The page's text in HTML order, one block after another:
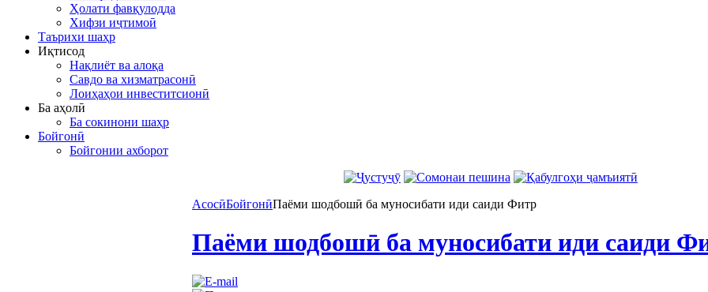
Ҳолати фавқулодда
Хифзи иҷтимоӣ
Таърихи шаҳр
Иқтисод
Нақлиёт ва алоқа
Савдо ва хизматрасонӣ
Лоиҳаҳои инвеститсионӣ
Ба аҳолӣ
Ба сокинони шаҳр
Бойгонӣ
Бойгонии ахборот
АсосӣБойгонӣПаёми шодбошӣ ба муносибати иди саиди Фитр
Паёми шодбошӣ ба муносибати иди саиди